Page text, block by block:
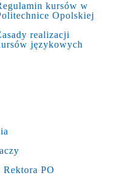
kursów w
Opolskiej
realizacji
językowych
Rektora PO